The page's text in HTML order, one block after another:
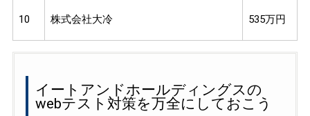
10 株式会社大冷 535万円
イートアンドホールディングスの
webテスト対策を万全にしておこう